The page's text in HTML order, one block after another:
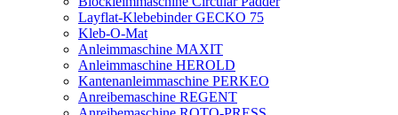
Layflat-Klebebinder GECKO 75
Kleb-O-Mat
Anleimmaschine MAXIT
Anleimmaschine HEROLD
Kantenanleimmaschine PERKEO
Anreibemaschine REGENT